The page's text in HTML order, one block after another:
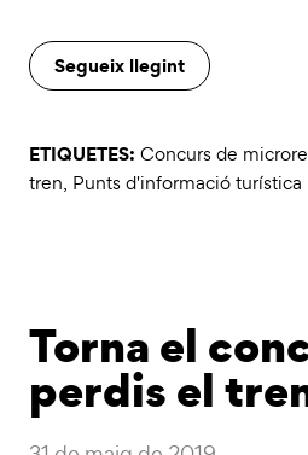
Segueix llegint
ETIQUETES: Concurs de
tren, Punts d'informació turística
Torna el
perdis el